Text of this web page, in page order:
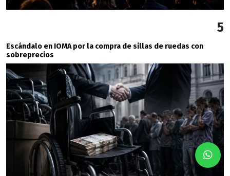
5
Escándalo en IOMA por la compra de sillas de ruedas con
sobreprecios